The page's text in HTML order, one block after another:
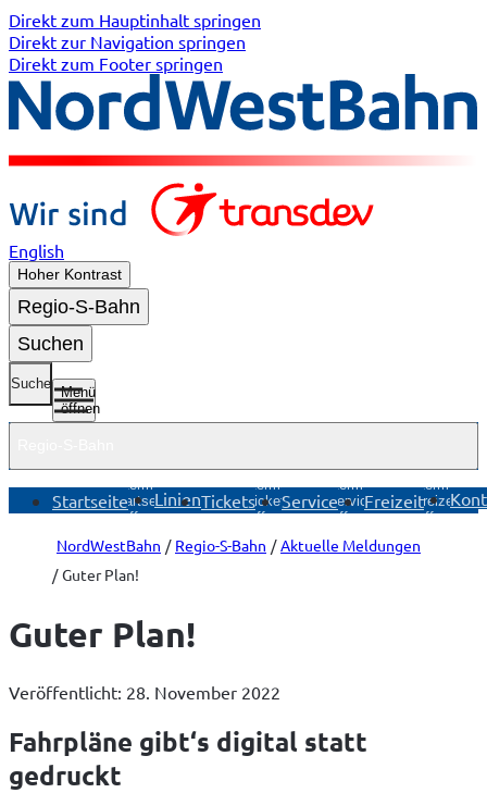
Direkt zum Hauptinhalt springen
Direkt zur Navigation springen
Direkt zum Footer springen
English
Hoher Kontrast
Regio-S-Bahn
Suchen
Suche
Menü
öffnen
Startseite
Untermenü
Startseite
öffnen
LinienTickets
Untermenü
Tickets
öffnen
Service
Untermenü
Service
öffnen
Freizeit
Untermenü
Freizeit
öffnen
NordWestBahn Regio-S-Bahn
Aktuelle Meldungen
Guter Plan!
Guter Plan!
Veröffentlicht: 28. November 2022
Fahrpläne gibt‘s digital statt
gedruckt